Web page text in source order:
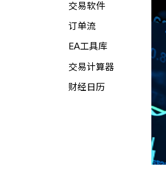
交易软件
订单流
EA工具库
交易计算器
财经日历